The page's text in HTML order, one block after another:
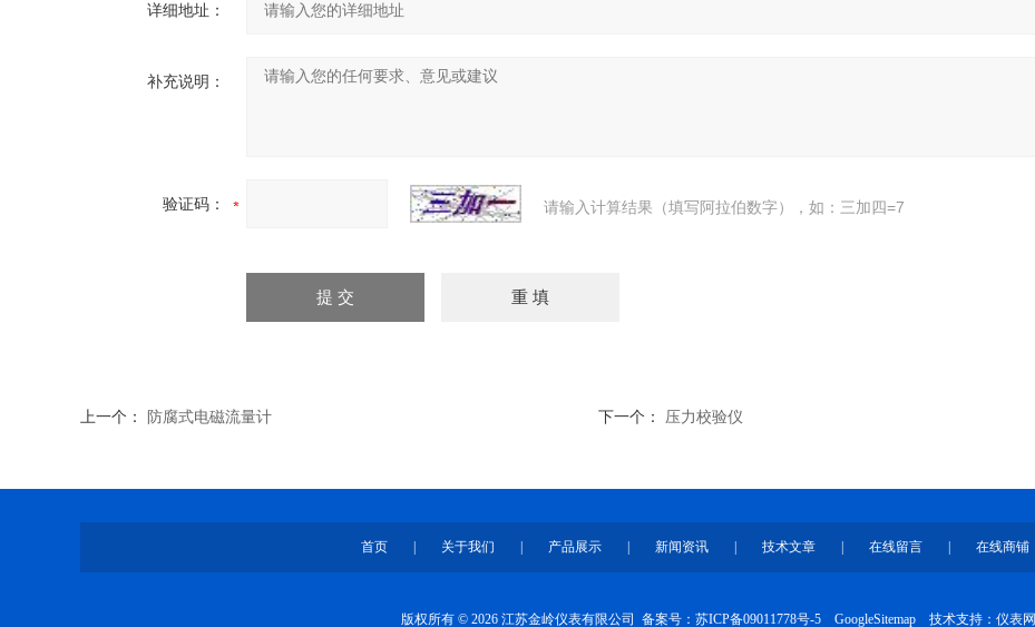
详细地址：
补充说明：
验证码： 请输入计算结果（填写阿拉伯数字），如：三加四=7
上一个： 防腐式电磁流量计 下一个： 压力校验仪
首页 关于我们 产品展示 新闻资讯 技术文章 在线留言 在线商铺
版权所有 © 2026 江苏金岭仪表有限公司 备案号：苏ICP备09011778号-5 GoogleSitemap 技术支持： 仪表网